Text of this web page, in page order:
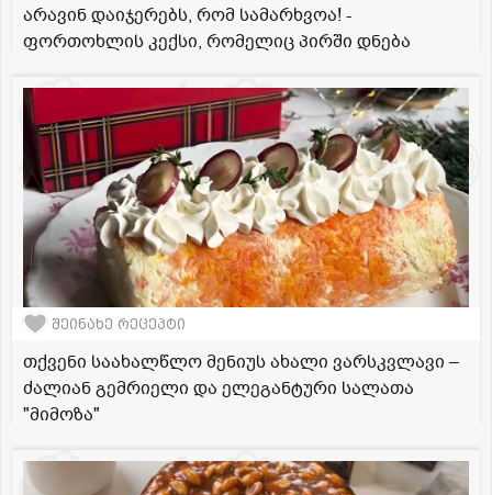
არავინ დაიჯერებს, რომ სამარხვოა! -
ფორთოხლის კექსი, რომელიც პირში დნება
შეინახე რეცეპტი
თქვენი საახალწლო მენიუს ახალი ვარსკვლავი –
ძალიან გემრიელი და ელეგანტური სალათა
"მიმოზა"